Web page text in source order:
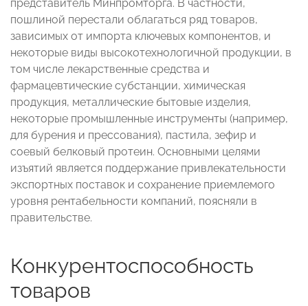
представитель Минпромторга. В частности,
пошлиной перестали облагаться ряд товаров,
зависимых от импорта ключевых компонентов, и
некоторые виды высокотехнологичной продукции, в
том числе лекарственные средства и
фармацевтические субстанции, химическая
продукция, металлические бытовые изделия,
некоторые промышленные инструменты (например,
для бурения и прессования), пастила, зефир и
соевый белковый протеин. Основными целями
изъятий является поддержание привлекательности
экспортных поставок и сохранение приемлемого
уровня рентабельности компаний, поясняли в
правительстве.
Конкурентоспособность
товаров